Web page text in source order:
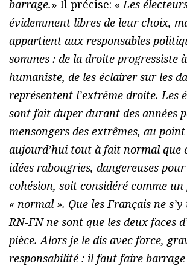
barrage.» Il précise: «Les
évidemment libres de leur choix,
appartient aux responsables
sommes : de la droite progressiste
humaniste, de les éclairer sur les
représentent l’extrême droite. Les
sont fait duper durant des années
mensongers des extrêmes, au point
aujourd’hui tout à fait normal que
idées rabougries, dangereuses
cohésion, soit considéré comme
« normal ». Que les Français ne
RN-FN ne sont que les deux faces
pièce. Alors je le dis avec force,
responsabilité : il faut faire barrage